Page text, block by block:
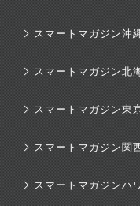
スマートマガジン沖
スマートマガジン北
スマートマガジン東
スマートマガジン関
スマートマガジンハ